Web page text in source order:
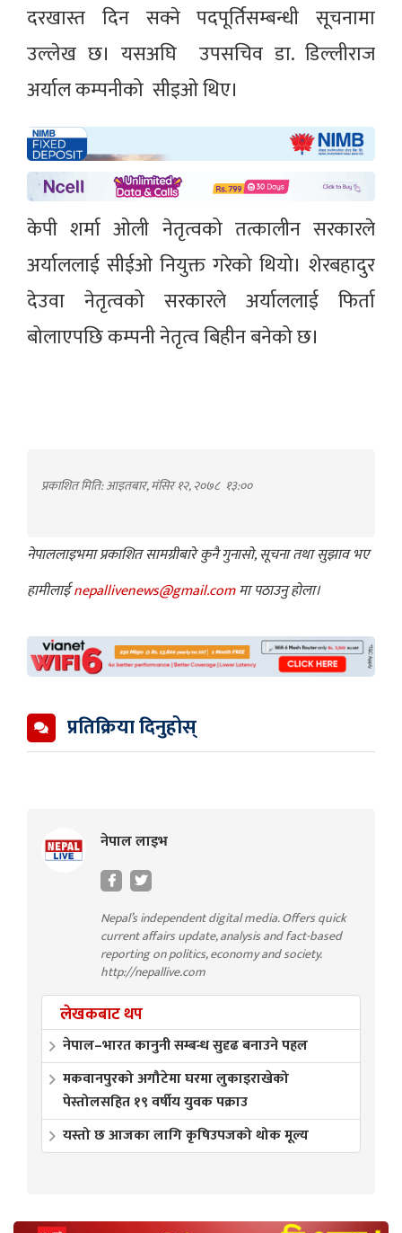
दरखास्त दिन सक्ने पदपूर्तिसम्बन्धी सूचनामा
उल्लेख छ। यसअघि उपसचिव डा. डिल्लीराज
अर्याल कम्पनीको सीइओ थिए।
केपी शर्मा ओली नेतृत्वको तत्कालीन सरकारले
अर्याललाई सीईओ नियुक्त गरेको थियो। शेरबहादुर
देउवा नेतृत्वको सरकारले अर्याललाई फिर्ता
बोलाएपछि कम्पनी नेतृत्व बिहीन बनेको छ।
प्रकाशित मिति: आइतबार, मंसिर १२, २०७८ १३:००
नेपाललाइभमा प्रकाशित सामग्रीबारे कुनै गुनासो, सूचना तथा सुझाव भए
हामीलाईnepallivenews@gmail.comमा पठाउनु होला।
प्रतिक्रिया दिनुहोस्
नेपाल लाइभ
Nepal’s independent digital media. Offers quick
current affairs update, analysis and fact-based
reporting on politics, economy and society.
http://nepallive.com
लेखकबाट थप
नेपाल–भारत कानुनी सम्बन्ध सुदृढ बनाउने पहल
मकवानपुरको अगौटेमा घरमा लुकाइराखेको
पेस्तोलसहित १९ वर्षीय युवक पक्राउ
यस्तो छ आजका लागि कृषिउपजको थोक मूल्य